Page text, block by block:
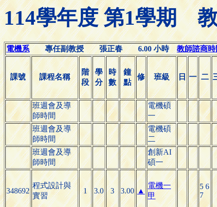
114學年度 第1學期
電機系專任副教授 張正春 6.00 小時教師諮商時
課號 課程名稱
階
段
學
分
時
數
鐘
點
修 班級 日 一 二
班週會及導
師時間
電機碩
一
班週會及導
師時間
電機碩
二
班週會及導
師時間
創新AI
碩一
348692
程式設計與
實習
1 3.0 3 3.00 ▲
電機一
甲
5 6
7